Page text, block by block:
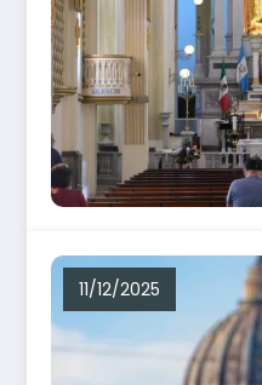
11/12/2025